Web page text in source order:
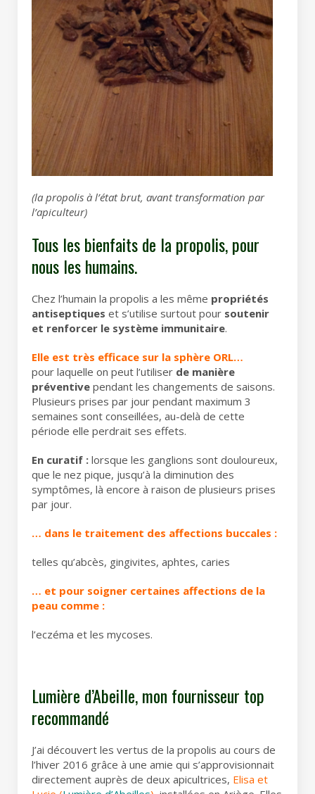
(la propolis à l’état brut, avant transformation par
l’apiculteur)
Tous les bienfaits de la propolis, pour
nous les humains.
Chez l’humain la propolis a les même propriétés
antiseptiques et s’utilise surtout pour soutenir
et renforcer le système immunitaire.
Elle est très efficace sur la sphère ORL…
pour laquelle on peut l’utiliser de manière
préventive pendant les changements de saisons.
Plusieurs prises par jour pendant maximum 3
semaines sont conseillées, au-delà de cette
période elle perdrait ses effets.
En curatif : lorsque les ganglions sont douloureux,
que le nez pique, jusqu’à la diminution des
symptômes, là encore à raison de plusieurs prises
par jour.
… dans le traitement des affections buccales :
telles qu’abcès, gingivites, aphtes, caries
… et pour soigner certaines affections de la
peau comme :
l’eczéma et les mycoses.
Lumière d’Abeille, mon fournisseur top
recommandé
J’ai découvert les vertus de la propolis au cours de
l’hiver 2016 grâce à une amie qui s’approvisionnait
directement auprès de deux apicultrices, Elisa et